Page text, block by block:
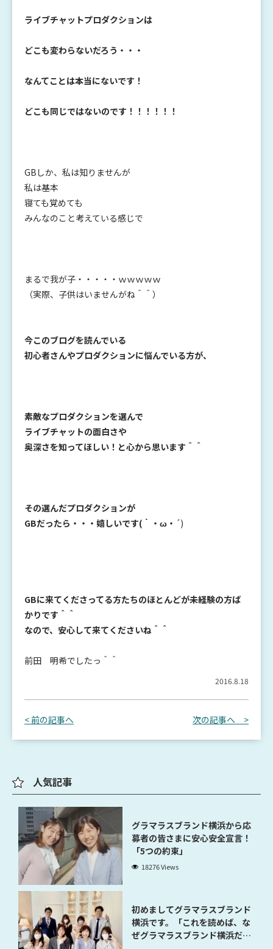
ライブチャットプロダクションは
どこも変わらないだろう・・・
なんてことは本当にないです！
どこも同じではないのです！！！！！！
GBしか、私は知りませんが
私は基本
寝ても覚めても
みんなのこと考えている感じで
まるで我が子・・・・・ｗｗｗｗｗ
（実際、子供はいませんがね＾＾）
今このブログを読んでいる
初心者さんやプロダクションに悩んでいる方が、
素敵なプロダクションを選んで
ライブチャットの面白さや
奥深さを知ってほしい！と心から思います＾＾
その選んだプロダクションが
GBだったら・・・嬉しいです(｀・ω・ ´)
GBに来てくださってる方たちのほとんどが未経験の方ば
かりです＾＾
なので、安心して来てくださいね＾＾
前田 明希でしたっ＾＾
2016.8.18
< 前の記事へ 次の記事へ >
人気記事
グラマラスブランド横浜から応
募者の皆さまに安心安全宣言！
「5つの約束」
18276 Views
初めましてグラマラスブランド
横浜です。「これを読めば、な
ぜグラマラスブランド横浜だと